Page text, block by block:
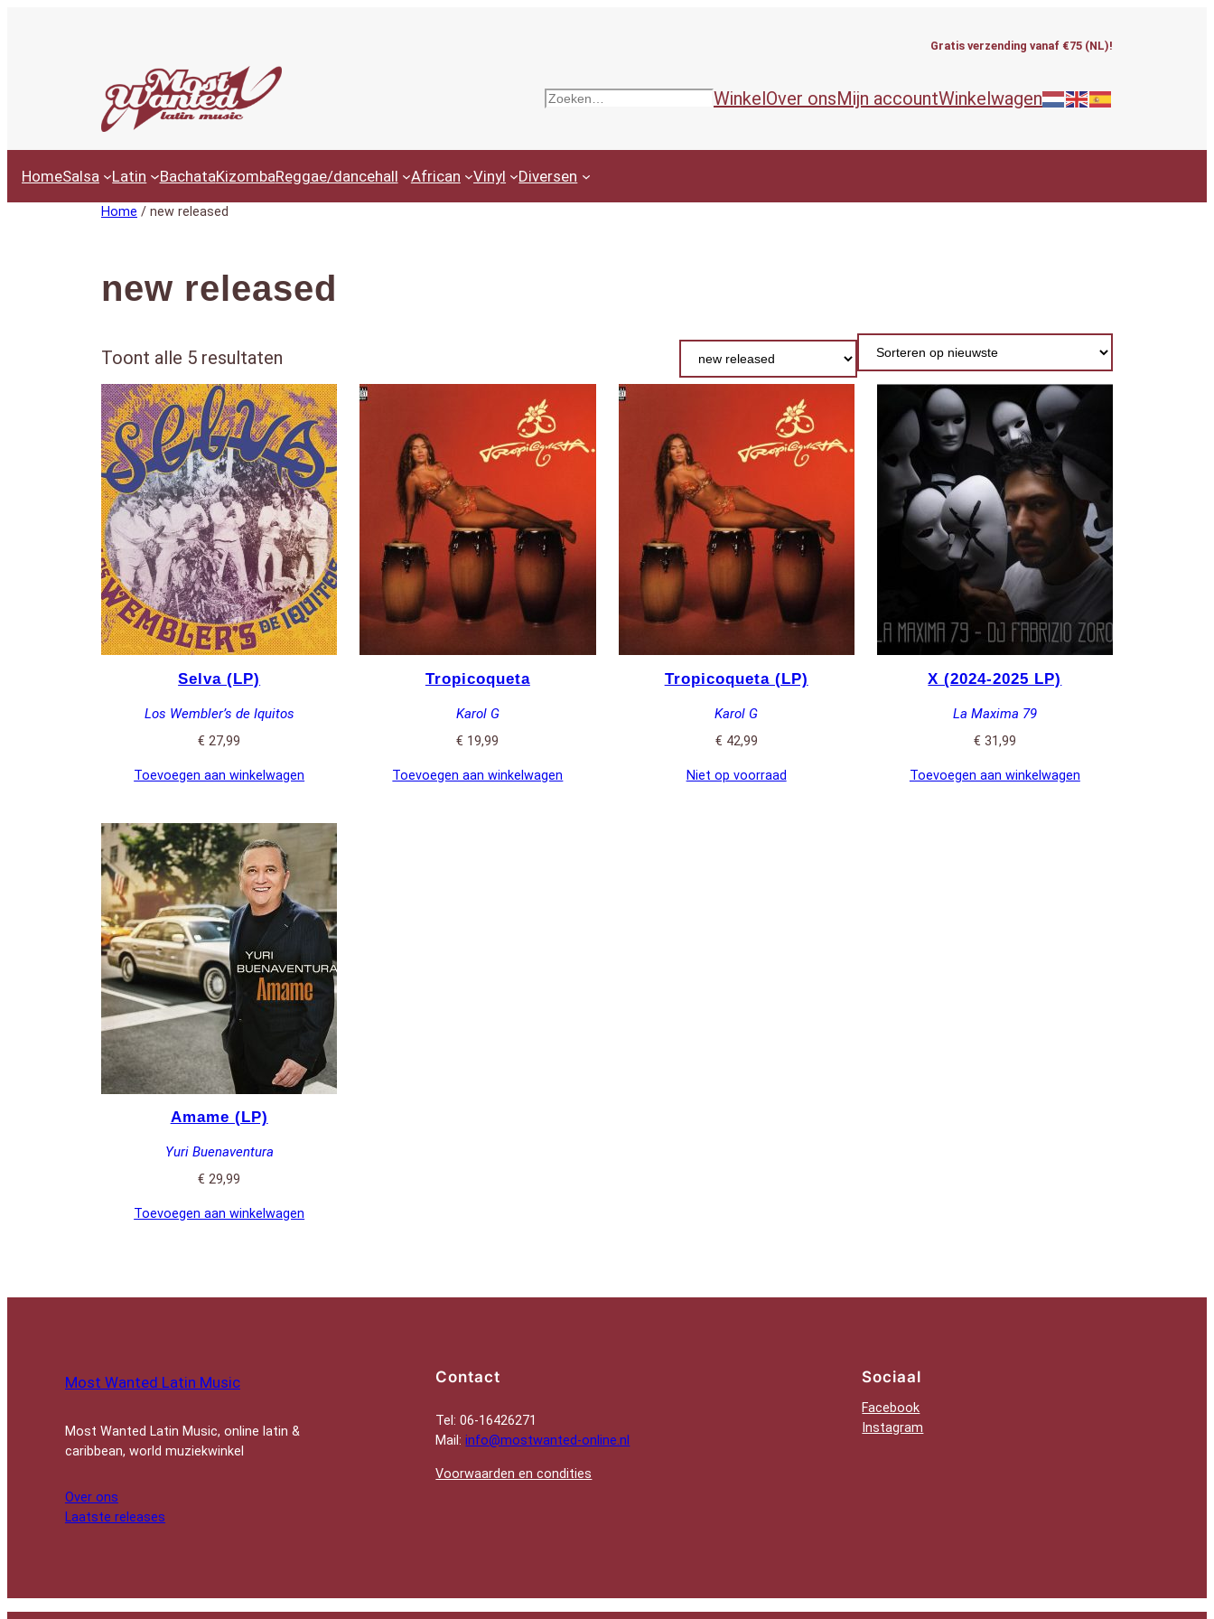
Gratis verzending vanaf €75 (NL)!
Zoeken WinkelOver onsMijn accountWinkelwagen
HomeSalsa Latin BachataKizombaReggae/dancehall African Vinyl Diversen
Home / new released
new released
Toont alle 5 resultaten
op
nieuwste
Productcategorieën
Selva (LP)
Los Wembler’s de Iquitos
€ 27,99
Toevoegen aan winkelwagen
Tropicoqueta
Karol G
€ 19,99
Toevoegen aan winkelwagen
Tropicoqueta (LP)
Karol G
€ 42,99
Niet op voorraad
X (2024-2025 LP)
La Maxima 79
€ 31,99
Toevoegen aan winkelwagen
Amame (LP)
Yuri Buenaventura
€ 29,99
Toevoegen aan winkelwagen
Most Wanted Latin Music
Most Wanted Latin Music, online latin &
caribbean, world muziekwinkel
Over ons
Laatste releases
Contact
Tel: 06-16426271
Mail:info@mostwanted-online.nl
Voorwaarden en condities
Sociaal
Facebook
Instagram